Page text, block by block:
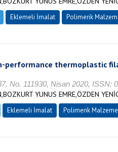
Eklemeli İmalat Polimerik
performance thermoplastic
No. 111930, Nisan 2020, ISSN:
YUNUS EMRE,ÖZDEN
Eklemeli İmalat Polimerik